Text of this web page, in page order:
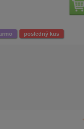
posledný kus